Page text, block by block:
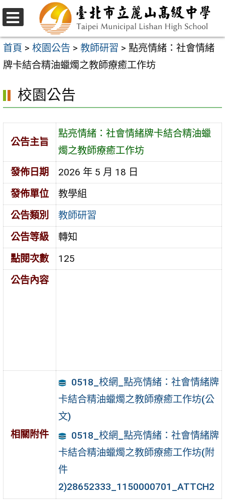
跳
至
主
要
容
區
選
單
首頁 > 校園公告 > 教師研習 > 點亮情緒：社會情緒
牌卡結合精油蠟燭之教師療癒工作坊
校園公告
公告主旨
點亮情緒：社會情緒牌卡結合精油蠟
燭之教師療癒工作坊
發佈日期
2026 年 5 月 18 日
發佈單位
教學組
公告類別
教師研習
公告等級
轉知
點閱次數
125
公告內容
相關附件
0518_校網_點亮情緒：社會情緒牌
卡結合精油蠟燭之教師療癒工作坊(公
文)
0518_校網_點亮情緒：社會情緒牌
卡結合精油蠟燭之教師療癒工作坊(附
件
2)28652333_1150000701_ATTCH2